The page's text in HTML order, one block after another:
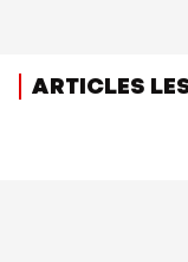
ARTICLES